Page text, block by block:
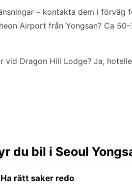
– kontakta dem i
Airport från Yongsan? Ca
vid Dragon Hill Lodge? Ja,
du bil i Seoul
rätt saker redo